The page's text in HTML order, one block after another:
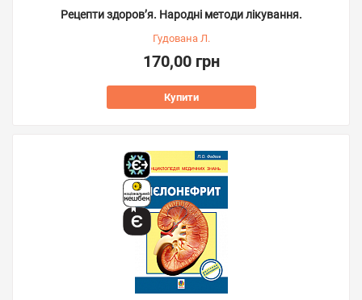
Рецепти здоров’я. Народні методи лікування.
Гудована Л.
170,00 грн
Купити